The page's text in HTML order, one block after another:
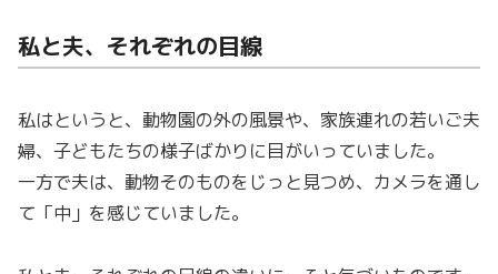
私と夫、それぞれの目線
私はというと、動物園の外の風景や、家族連れの若いご夫
婦、子どもたちの様子ばかりに目がいっていました。
一方で夫は、動物そのものをじっと見つめ、カメラを通し
て「中」を感じていました。